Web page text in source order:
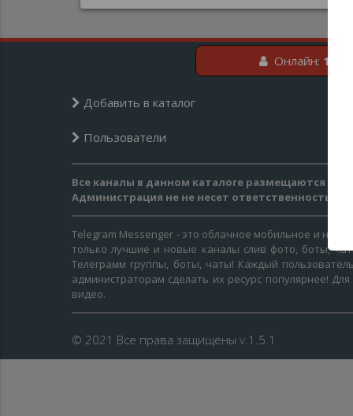
Онлайн: 1
Добавить в каталог
Пользователи
Все каналы в данном каталоге размещаются на
Администрация не не несет ответственность
Telegram Messenger - это облачное мобильное и
только лучшие и новые каналы слив фото, боты,
Телеграмм группы, боты, чаты! Каждый
администраторам сделать их ресурс популярнее!
видео.
© 2021 Все права защищены v.1.5.1